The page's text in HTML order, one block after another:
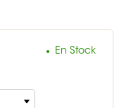
En Stock